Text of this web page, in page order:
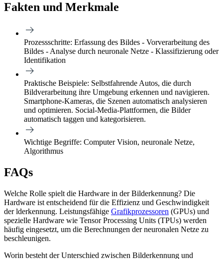
Fakten und Merkmale
Prozessschritte: Erfassung des Bildes - Vorverarbeitung des
Bildes - Analyse durch neuronale Netze - Klassifizierung oder
Identifikation
Praktische Beispiele: Selbstfahrende Autos, die durch
Bildverarbeitung ihre Umgebung erkennen und navigieren.
Smartphone-Kameras, die Szenen automatisch analysieren
und optimieren. Social-Media-Plattformen, die Bilder
automatisch taggen und kategorisieren.
Wichtige Begriffe: Computer Vision, neuronale Netze,
Algorithmus
FAQs
Welche Rolle spielt die Hardware in der Bilderkennung? Die
Hardware ist entscheidend für die Effizienz und Geschwindigkeit
der lderkennung. Leistungsfähige Grafikprozessoren (GPUs) und
spezielle Hardware wie Tensor Processing Units (TPUs) werden
häufig eingesetzt, um die Berechnungen der neuronalen Netze zu
beschleunigen.
Worin besteht der Unterschied zwischen Bilderkennung und